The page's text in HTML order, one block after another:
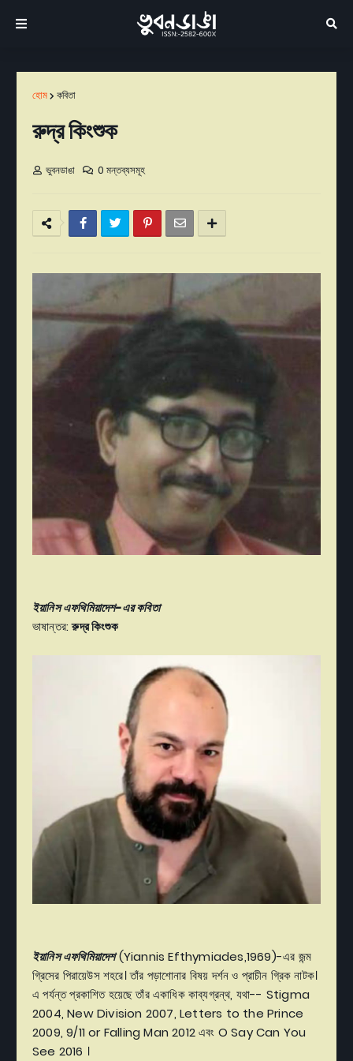
হোম কবিতা
রুদ্র কিংশুক
ভুবনডাঙা 0 মন্তব্যসমূহ
ইয়ানিস এফথিমিয়াদেশ-এর কবিতা
ভাষান্তর:রুদ্র কিংশুক
ইয়ানিস এফথিমিয়াদেশ(Yiannis Efthymiades,1969)-এর জন্ম
গ্রিসের পিরায়েউস শহরে। তাঁর পড়াশোনার বিষয় দর্শন ও প্রাচীন গ্রিক নাটক।
এ পর্যন্ত প্রকাশিত হয়েছে তাঁর একাধিক কাব্যগ্রন্থ, যথা-- Stigma
2004, New Division 2007, Letters to the Prince
2009, 9/11 or Falling Man 2012 এবং O Say Can You
See 2016 ।